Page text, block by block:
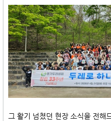
그 활기 넘쳤던 현장 소식을 전해